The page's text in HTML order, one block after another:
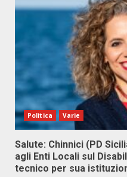
Politica Varie
Salute: Chinnici (PD
agli Enti Locali sul
tecnico per sua